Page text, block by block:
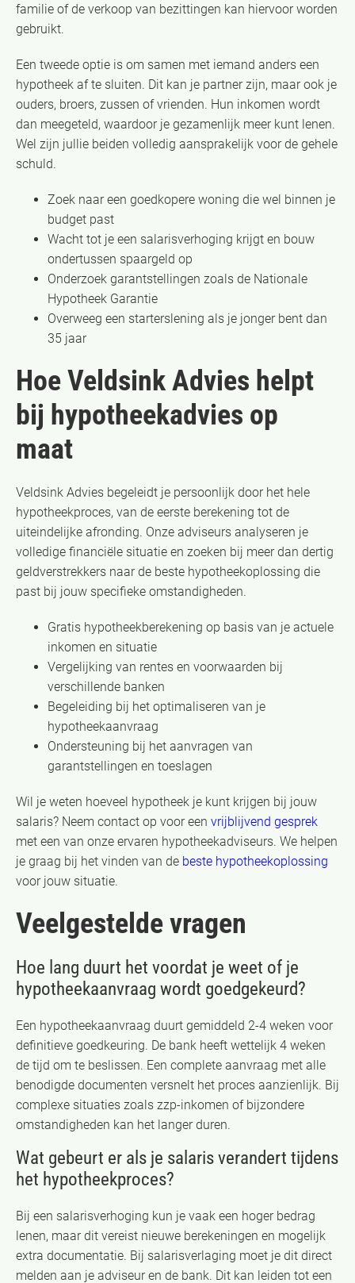
familie of de verkoop van bezittingen kan hiervoor worden
gebruikt.
Een tweede optie is om samen met iemand anders een
hypotheek af te sluiten. Dit kan je partner zijn, maar ook je
ouders, broers, zussen of vrienden. Hun inkomen wordt
dan meegeteld, waardoor je gezamenlijk meer kunt lenen.
Wel zijn jullie beiden volledig aansprakelijk voor de gehele
schuld.
Zoek naar een goedkopere woning die wel binnen je
budget past
Wacht tot je een salarisverhoging krijgt en bouw
ondertussen spaargeld op
Onderzoek garantstellingen zoals de Nationale
Hypotheek Garantie
Overweeg een starterslening als je jonger bent dan
35 jaar
Hoe Veldsink Advies helpt
bij hypotheekadvies op
maat
Veldsink Advies begeleidt je persoonlijk door het hele
hypotheekproces, van de eerste berekening tot de
uiteindelijke afronding. Onze adviseurs analyseren je
volledige financiële situatie en zoeken bij meer dan dertig
geldverstrekkers naar de beste hypotheekoplossing die
past bij jouw specifieke omstandigheden.
Gratis hypotheekberekening op basis van je actuele
inkomen en situatie
Vergelijking van rentes en voorwaarden bij
verschillende banken
Begeleiding bij het optimaliseren van je
hypotheekaanvraag
Ondersteuning bij het aanvragen van
garantstellingen en toeslagen
Wil je weten hoeveel hypotheek je kunt krijgen bij jouw
salaris? Neem contact op voor een vrijblijvend gesprek
met een van onze ervaren hypotheekadviseurs. We helpen
je graag bij het vinden van de beste hypotheekoplossing
voor jouw situatie.
Veelgestelde vragen
Hoe lang duurt het voordat je weet of je
hypotheekaanvraag wordt goedgekeurd?
Een hypotheekaanvraag duurt gemiddeld 2-4 weken voor
definitieve goedkeuring. De bank heeft wettelijk 4 weken
de tijd om te beslissen. Een complete aanvraag met alle
benodigde documenten versnelt het proces aanzienlijk. Bij
complexe situaties zoals zzp-inkomen of bijzondere
omstandigheden kan het langer duren.
Wat gebeurt er als je salaris verandert tijdens
het hypotheekproces?
Bij een salarisverhoging kun je vaak een hoger bedrag
lenen, maar dit vereist nieuwe berekeningen en mogelijk
extra documentatie. Bij salarisverlaging moet je dit direct
melden aan je adviseur en de bank. Dit kan leiden tot een